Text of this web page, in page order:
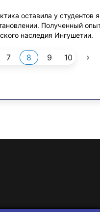
оставила у
Полученный
наследия Ингушетии.
7 8 9 10 ›